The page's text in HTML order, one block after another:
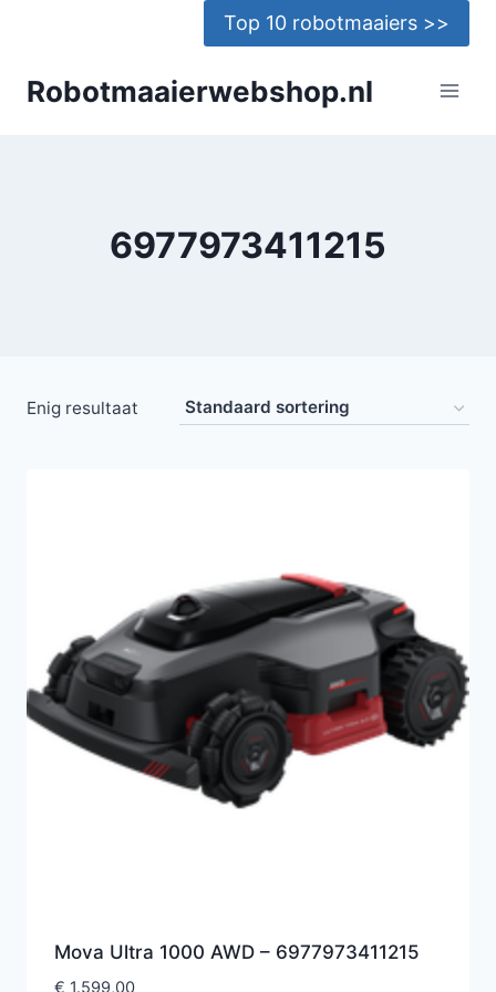
Top 10 robotmaaiers >>
Robotmaaierwebshop.nl
6977973411215
Enig resultaat
Mova Ultra 1000 AWD – 6977973411215
€ 1.599,00